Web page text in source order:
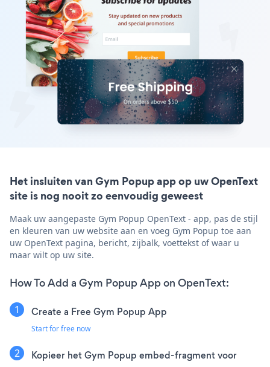
Het insluiten van Gym Popup app op uw OpenText
site is nog nooit zo eenvoudig geweest
Maak uw aangepaste Gym Popup OpenText - app, pas de stijl
en kleuren van uw website aan en voeg Gym Popup toe aan
uw OpenText pagina, bericht, zijbalk, voettekst of waar u
maar wilt op uw site.
How To Add a Gym Popup App on OpenText:
Create a Free Gym Popup App
Start for free now
Kopieer het Gym Popup embed-fragment voor